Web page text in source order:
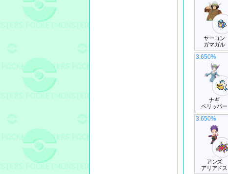
ヤーコン
ガマガル
ナギ
ペリッパー
3.650%
アンズ
アリアドス
3.650%